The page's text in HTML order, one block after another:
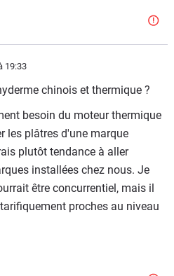
19:33
chinois et thermique ?
besoin du moteur thermique
les plâtres d'une marque
plutôt tendance à aller
installées chez nous. Je
être concurrentiel, mais il
proches au niveau